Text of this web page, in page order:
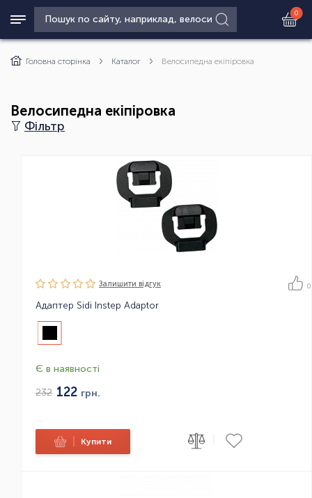
0
Головна сторінка Каталог Велосипедна екіпіровка
Велосипедна екіпіровка
Фільтр
Залишити вiдгук 0
Адаптер Sidi Instep Adaptor
Є в наявності
232 122 грн.
Купити